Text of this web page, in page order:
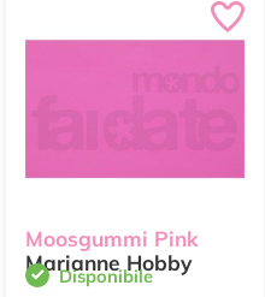
Moosgummi Pink
Marianne Hobby
Disponibile